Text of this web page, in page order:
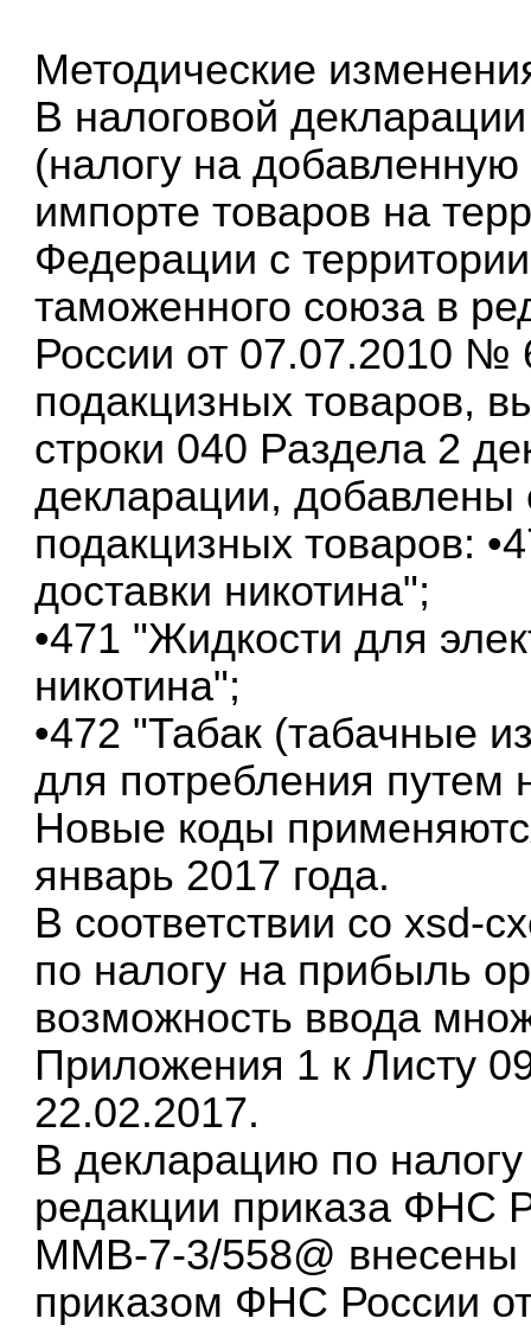
Методические
В налоговой
(налогу на
импорте товаров на
Федерации с
таможенного союза в
России от 07.07.2010 №
подакцизных товаров,
строки 040 Раздела 2
декларации,
подакцизных товаров:
доставки никотина";
•471 "Жидкости для
никотина";
•472 "Табак (табачные
для потребления путем
Новые коды
январь 2017 года.
В соответствии со xsd-
по налогу на прибыль
возможность ввода
Приложения 1 к Листу
22.02.2017.
В декларацию по
редакции приказа ФНС
ММВ-7-3/558@ внесены
приказом ФНС России